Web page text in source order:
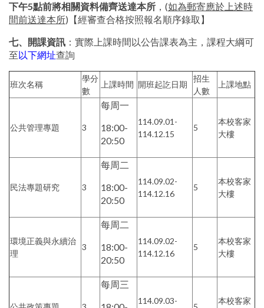
下午5點前將相關資料備齊送達本所 ，(如為郵寄應於上述時
間前送達本所)【經審查合格按照報名順序錄取】
七、開課資訊 ：實際上課時間以公告課表為主，課程大綱可
至以下網址查詢
班次名稱
學分
數
上課時間 開班起訖日期
招生
人數
上課地點
公共管理專題 3
每周一
18:00-
20:50
114.09.01-
114.12.15
5
本校客家
大樓
民法專題研究 3
每周二
18:00-
20:50
114.09.02-
114.12.16
5
本校客家
大樓
環境正義與永續治
理
3
每周二
18:00-
20:50
114.09.02-
114.12.16
5
本校客家
大樓
每周三
114.09.03-
本校客家